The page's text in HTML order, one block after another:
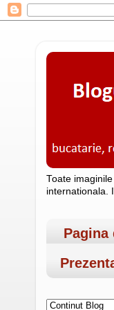
Toate
internationala.
Pagina